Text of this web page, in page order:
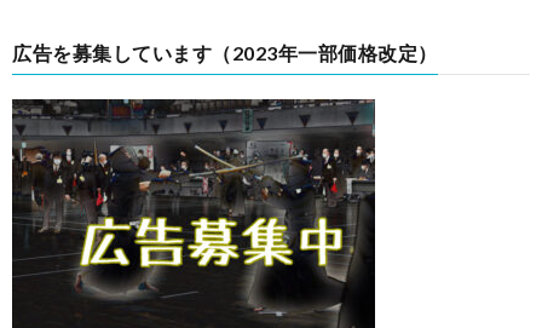
広告を募集しています（2023年一部価格改定）